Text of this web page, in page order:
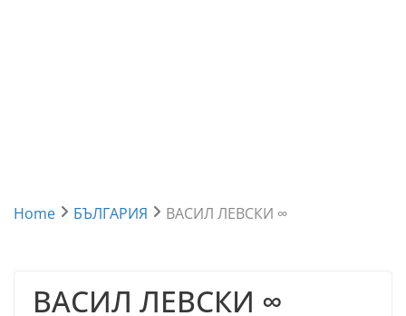
Home БЪЛГАРИЯ ВАСИЛ ЛЕВСКИ ∞
ВАСИЛ ЛЕВСКИ ∞